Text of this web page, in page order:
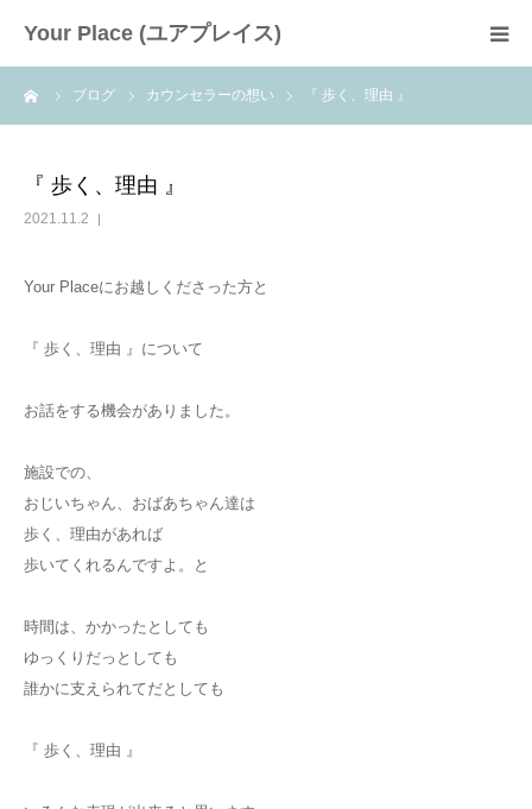
Your Place (ユアプレイス)
ブログ カウンセラーの想い 『 歩く、理由 』
『 歩く、理由 』
2021.11.2
Your Placeにお越しくださった方と
『 歩く、理由 』について
お話をする機会がありました。
施設での、
おじいちゃん、おばあちゃん達は
歩く、理由があれば
歩いてくれるんですよ。と
時間は、かかったとしても
ゆっくりだっとしても
誰かに支えられてだとしても
『 歩く、理由 』
HOME